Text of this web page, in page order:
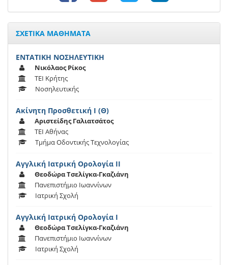
ΣΧΕΤΙΚΑ ΜΑΘΗΜΑΤΑ
ΕΝΤΑΤΙΚΗ ΝΟΣΗΛΕΥΤΙΚΗ
Νικόλαος Ρίκος
ΤΕΙ Κρήτης
Νοσηλευτικής
Ακίνητη Προσθετική Ι (Θ)
Αριστείδης Γαλιατσάτος
ΤΕΙ Αθήνας
Τμήμα Οδοντικής Τεχνολογίας
Αγγλική Ιατρική Ορολογία ΙI
Θεοδώρα Τσελίγκα-Γκαζιάνη
Πανεπιστήμιο Ιωαννίνων
Ιατρική Σχολή
Αγγλική Ιατρική Ορολογία Ι
Θεοδώρα Τσελίγκα-Γκαζιάνη
Πανεπιστήμιο Ιωαννίνων
Ιατρική Σχολή